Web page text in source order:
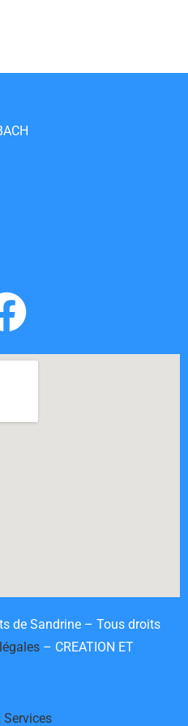
de Sandrine – Tous droits
– CREATION ET
Services